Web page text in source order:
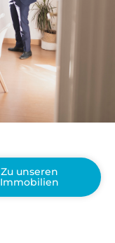
Zu unseren
Immobilien